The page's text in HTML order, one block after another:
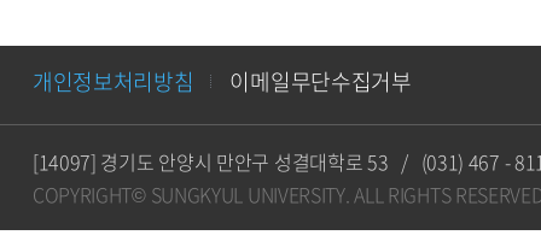
개인정보처리방침 이메일무단수집거부
[14097] 경기도 안양시 만안구 성결대학로 53 / (031) 467 -
COPYRIGHT© SUNGKYUL UNIVERSITY.ALL RIGHTS